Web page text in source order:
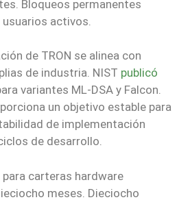
Bloqueos permanentes
activos.
de TRON se alinea con
de industria. NIST publicó
variantes ML-DSA y Falcon.
un objetivo estable para
de implementación
de desarrollo.
carteras hardware
meses. Dieciocho